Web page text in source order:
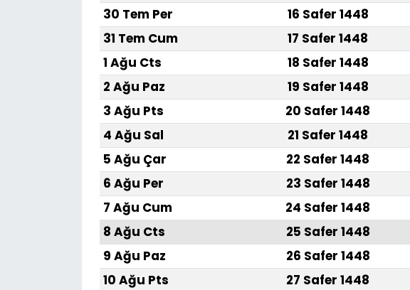
30 Tem Per
16 Safer 1448
31 Tem Cum
17 Safer 1448
1 Ağu Cts
18 Safer 1448
2 Ağu Paz
19 Safer 1448
3 Ağu Pts
20 Safer 1448
4 Ağu Sal
21 Safer 1448
5 Ağu Çar
22 Safer 1448
6 Ağu Per
23 Safer 1448
7 Ağu Cum
24 Safer 1448
8 Ağu Cts
25 Safer 1448
9 Ağu Paz
26 Safer 1448
10 Ağu Pts
27 Safer 1448